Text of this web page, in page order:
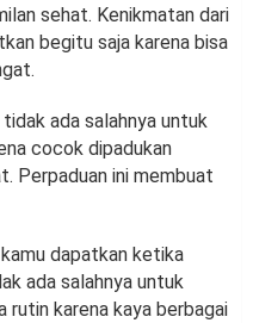
sehat. Kenikmatan dari
begitu saja karena bisa
ada salahnya untuk
cocok dipadukan
Perpaduan ini membuat
dapatkan ketika
ada salahnya untuk
rutin karena kaya berbagai